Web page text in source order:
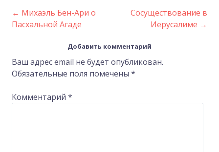
Post
navigation
← Михаэль Бен-Ари о
Пасхальной Агаде
Сосуществование в
Иерусалиме →
Добавить комментарий
Ваш адрес email не будет опубликован.
Обязательные поля помечены *
Комментарий *